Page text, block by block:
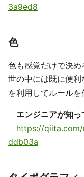
3a9ed8
色
色も感覚だけで決め
世の中には既に便
を利用してルールを
エンジニアが知
https://
ddb03a